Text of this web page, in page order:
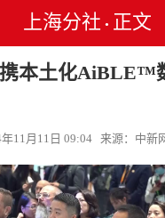
上海分社 • 正文
本土化AiBLE™
年11月11日 09:04 来源：中新